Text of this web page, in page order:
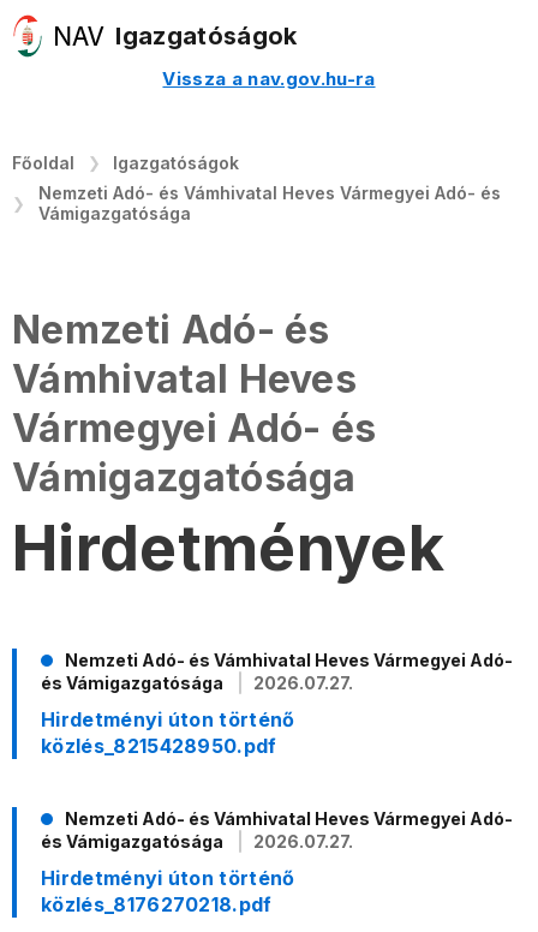
Igazgatóságok
Vissza a nav.gov.hu-ra
Főoldal
Igazgatóságok
Nemzeti Adó- és Vámhivatal Heves Vármegyei Adó- és
Vámigazgatósága
Nemzeti Adó- és
Vámhivatal Heves
Vármegyei Adó- és
Vámigazgatósága
Hirdetmények
Nemzeti Adó- és Vámhivatal Heves Vármegyei Adó-
és Vámigazgatósága
2026.07.27.
Hirdetményi úton történő
közlés_8215428950.pdf
Nemzeti Adó- és Vámhivatal Heves Vármegyei Adó-
és Vámigazgatósága
2026.07.27.
Hirdetményi úton történő
közlés_8176270218.pdf